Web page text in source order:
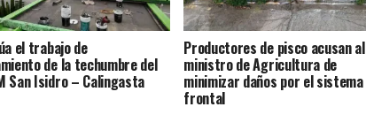
el trabajo de
de la techumbre del
San Isidro – Calingasta
Productores de pisco acusan al
ministro de Agricultura de
minimizar daños por el sistema
frontal